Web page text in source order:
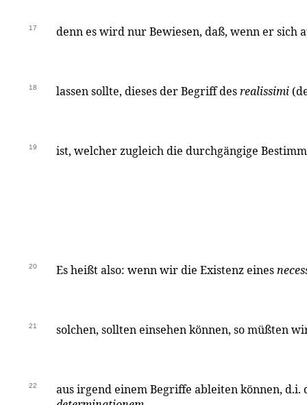
17 denn es wird nur Bewiesen, daß, wenn er sich
18 lassen sollte, dieses der Begriff desrealissimi
19 ist, welcher zugleich die durchgängige
20 Es heißt also: wenn wir die Existenz eines
21 solchen, sollten einsehen können, so müßten
22
aus irgend einem Begriffe ableiten können, d.i.